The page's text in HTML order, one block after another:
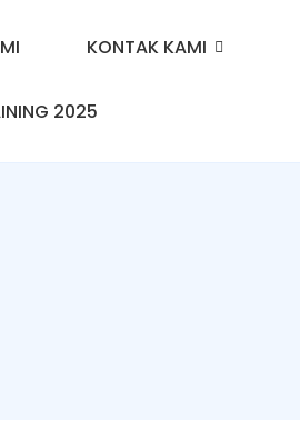
KONTAK KAMI
2025